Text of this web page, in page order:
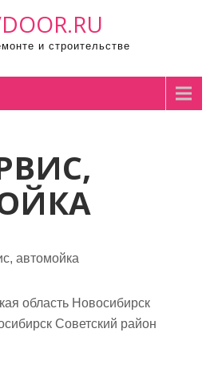
и строительстве
автомойка
область Новосибирск
Советский район